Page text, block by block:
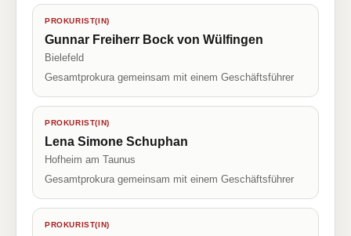
PROKURIST(IN)
Gunnar Freiherr Bock von Wülfingen
Bielefeld
Gesamtprokura gemeinsam mit einem Geschäftsführer
PROKURIST(IN)
Lena Simone Schuphan
Hofheim am Taunus
Gesamtprokura gemeinsam mit einem Geschäftsführer
PROKURIST(IN)